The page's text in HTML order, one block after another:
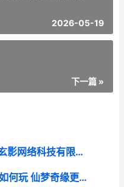
2026-05-19
下一篇 »
《玄影3.5折》有哪些职业 玄影网络科技有限公司
《仙梦奇缘竖版》天神系统如何玩 仙梦奇缘更新公告